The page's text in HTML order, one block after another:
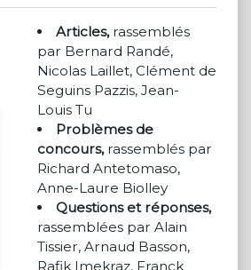
Articles,rassemblés
par Bernard Randé,
Nicolas Laillet, Clément de
Seguins Pazzis, Jean-
Louis Tu
Problèmes de
concours,rassemblés par
Richard Antetomaso,
Anne-Laure Biolley
Questions et réponses,
rassemblées par Alain
Tissier, Arnaud Basson,
Rafik Imekraz, Franck